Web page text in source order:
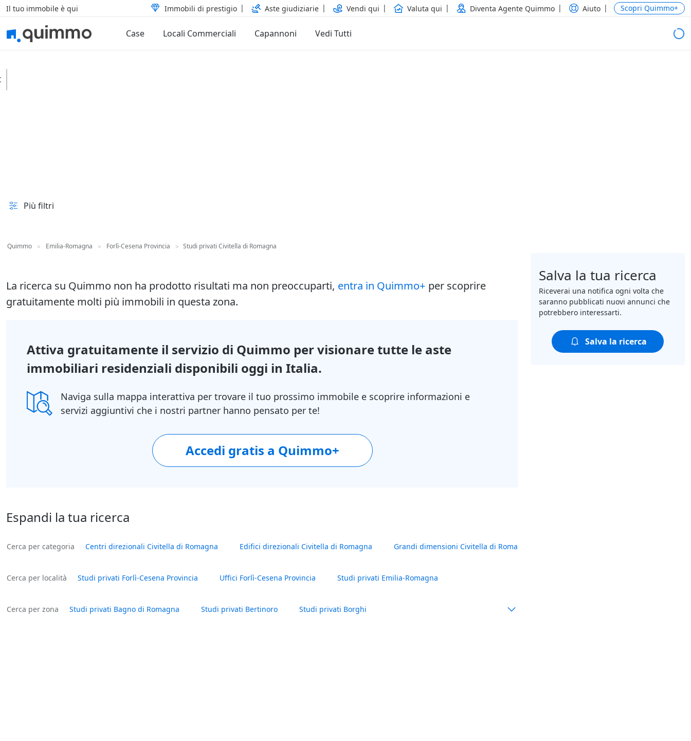
Il tuo immobile è qui Immobili di prestigio Aste giudiziarie Vendi qui Valuta qui Diventa Agente Quimmo Aiuto Scopri Quimmo+
Case Locali Commerciali Capannoni Vedi Tutti
Più filtri
Quimmo > Emilia-Romagna > Forlì-Cesena Provincia > Studi privati Civitella di Romagna
La ricerca su Quimmo non ha prodotto risultati ma non preoccuparti, entra in Quimmo+ per scoprire
gratuitamente molti più immobili in questa zona.
Attiva gratuitamente il servizio di Quimmo per visionare tutte le aste
immobiliari residenziali disponibili oggi in Italia.
Naviga sulla mappa interattiva per trovare il tuo prossimo immobile e scoprire informazioni e
servizi aggiuntivi che i nostri partner hanno pensato per te!
Accedi gratis a Quimmo+
Espandi la tua ricerca
Cerca per categoria Centri direzionali Civitella di Romagna Edifici direzionali Civitella di Romagna Grandi dimensioni Civitella di Romagna
Cerca per località Studi privati Forlì-Cesena Provincia Uffici Forlì-Cesena Provincia Studi privati Emilia-Romagna
Cerca per zona Studi privati Bagno di Romagna Studi privati Bertinoro Studi privati Borghi
Salva la tua ricerca
Riceverai una notifica ogni volta che
saranno pubblicati nuovi annunci che
potrebbero interessarti.
Salva la ricerca